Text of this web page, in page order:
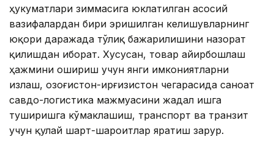
ҳукуматлари зиммасига юклатилган асосий
вазифалардан бири эришилган келишувларнинг
юқори даражада тўлиқ бажарилишини назорат
қилишдан иборат. Хусусан, товар айирбошлаш
ҳажмини ошириш учун янги имкониятларни
излаш, Қозоғистон-Қирғизистон чегарасида саноат
савдо-логистика мажмуасини жадал ишга
туширишга кўмаклашиш, транспорт ва транзит
учун қулай шарт-шароитлар яратиш зарур.